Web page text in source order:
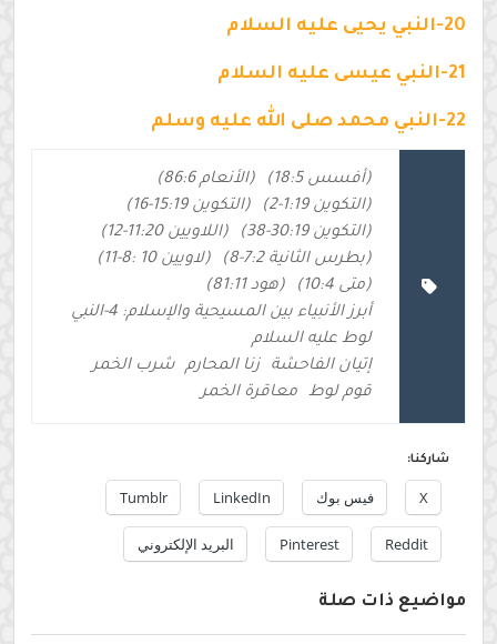
20-النبي يحيى عليه السلام
21-النبي عيسى عليه السلام
22-النبي محمد صلى الله عليه وسلم
(أفسس 18:5)
(الأنعام 86:6)
(التكوين 1:19-2)
(التكوين 15:19-16)
(التكوين 30:19-38)
(اللاويين 11:20-12)
(بطرس الثانية 7:2-8)
(لاويين 10 :8-11)
(متى 10:4)
(هود 81:11)
أبرز الأنبياء بين المسيحية والإسلام: 4-النبي
لوط عليه السلام
إتيان الفاحشة
زنا المحارم
شرب الخمر
قوم لوط
معاقرة الخمر
شاركنا:
X فيس بوك LinkedIn
Tumblr
Reddit
Pinterest البريد الإلكتروني
مواضيع ذات صلة